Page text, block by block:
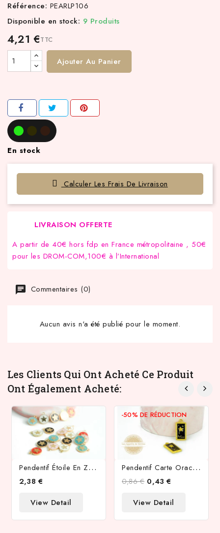
Référence: PEARLP106
Disponible en stock: 9 Produits
4,21 €TTC
Ajouter Au Panier
En stock
Calculer Les Frais De Livraison
LIVRAISON OFFERTE
A partir de 40€ hors fdp en France métropolitaine , 50€
pour les DROM-COM,100€ à l’International
Commentaires (0)
Aucun avis n'a été publié pour le moment.
Les Clients Qui Ont Acheté Ce Produit
Ont Également Acheté:
P
Endentif Étoile En Zamak Émaillé X 10
2,38 €
View Detail
P
Endentif Carte Oracle Zamak Émaillé L'étoile
0,86 €
-50% DE RÉDUCTION
0,43 €
View Detail